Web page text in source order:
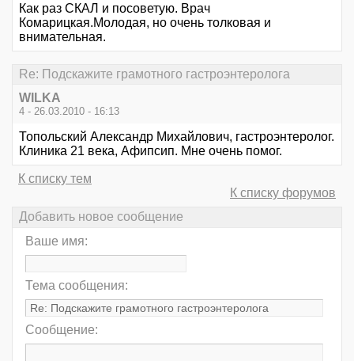
Как раз СКАЛ и посоветую. Врач
Комарицкая.Молодая, но очень толковая и
внимательная.
Re: Подскажите грамотного гастроэнтеролога
WILKA
4 - 26.03.2010 - 16:13
Топольский Александр Михайлович, гастроэнтеролог.
Клиника 21 века, Афипсип. Мне очень помог.
К списку тем
К списку форумов
Добавить новое сообщение
Ваше имя:
Тема сообщения:
Сообщение: